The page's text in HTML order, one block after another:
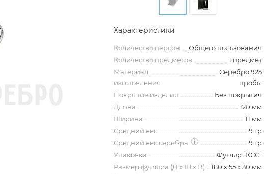
Характеристики
Количество персон
Общего пользования
Количество предметов
1 предмет
Материал
изготовления
Серебро 925
пробы
Покрытие изделия
Без покрытия
Длина
120 мм
Ширина
11 мм
Средний вес
9 гр
Средний вес серебра
9 гр
Упаковка
Футляр "КСС"
Размер футляра (Д х Ш х В)
180 х 55 х 30 мм